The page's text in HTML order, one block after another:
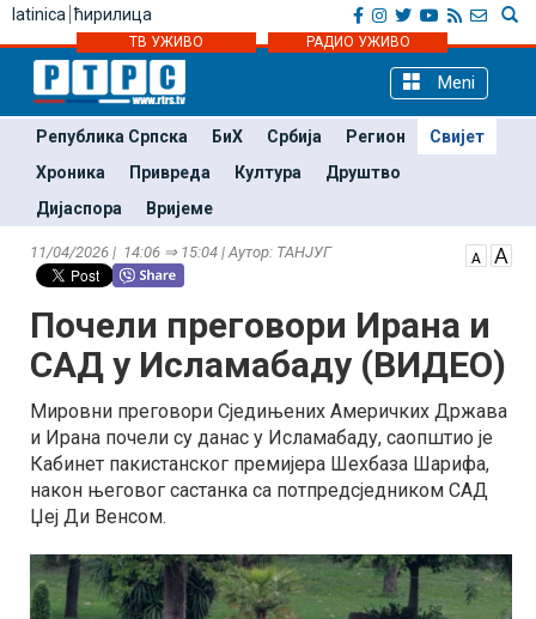
latinica ћирилица
ТВ УЖИВО РАДИО УЖИВО
Meni
Република Српска БиХ Србија Регион
Свијет
Хроника
Привреда Култура
Друштво
Дијаспора
Вријеме
11/04/2026 | 14:06 ⇒ 15:04 | Аутор: ТАНЈУГ
Почели преговори Ирана и
САД у Исламабаду (ВИДЕО)
Мировни преговори Сједињених Америчких Држава
и Ирана почели су данас у Исламабаду, саопштио је
Кабинет пакистанског премијера Шехбаза Шарифа,
након његовог састанка са потпредсједником САД
Џеј Ди Венсом.